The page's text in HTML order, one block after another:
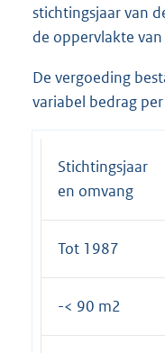
stichtingsjaar van
de oppervlakte
De vergoeding
variabel bedrag
Stichtingsjaar
en omvang
Tot 1987
-< 90 m2